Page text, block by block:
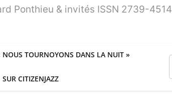
Ponthieu & invités ISSN 2739-4514
NOUS TOURNOYONS DANS LA NUIT »
SUR CITIZENJAZZ